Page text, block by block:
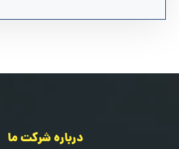
درباره شرکت ما